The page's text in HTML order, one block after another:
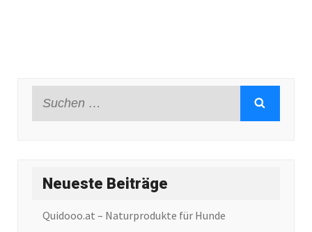
Neueste Beiträge
Quidooo.at – Naturprodukte für Hunde